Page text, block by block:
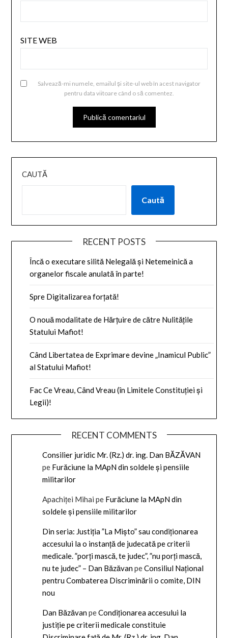
SITE WEB
Salvează-mi numele, emailul și site-ul web în acest navigator
pentru data viitoare când o să comentez.
CAUTĂ
Caută
RECENT POSTS
Încă o executare silită Nelegală și Netemeinică a
organelor fiscale anulată în parte!
Spre Digitalizarea forțată!
O nouă modalitate de Hărțuire de către Nulitățile
Statului Mafiot!
Când Libertatea de Exprimare devine „Inamicul Public”
al Statului Mafiot!
Fac Ce Vreau, Când Vreau (în Limitele Constituției și
Legii)!
RECENT COMMENTS
Consilier juridic Mr. (Rz.) dr. ing. Dan BĂZĂVAN
pe Furăciune la MApN din soldele și pensiile
militarilor
Apachiței Mihai pe Furăciune la MApN din
soldele și pensiile militarilor
Din seria: Justiția ”La Mișto” sau condiționarea
accesului la o instanță de judecată pe criterii
medicale. ”porți mască, te judec”, ”nu porți mască,
nu te judec” – Dan BăzăvanpeConsiliul Național
pentru Combaterea Discriminării o comite, DIN
nou
Dan BăzăvanpeCondiționarea accesului la
justiție pe criterii medicale constituie